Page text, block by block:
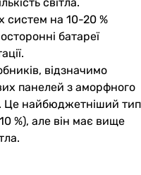
систем на 10-20 %
батареї
відзначимо
панелей з аморфного
Це найбюджетніший тип
%), але він має вище